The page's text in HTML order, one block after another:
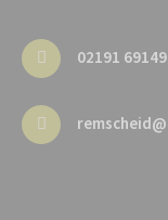
02191